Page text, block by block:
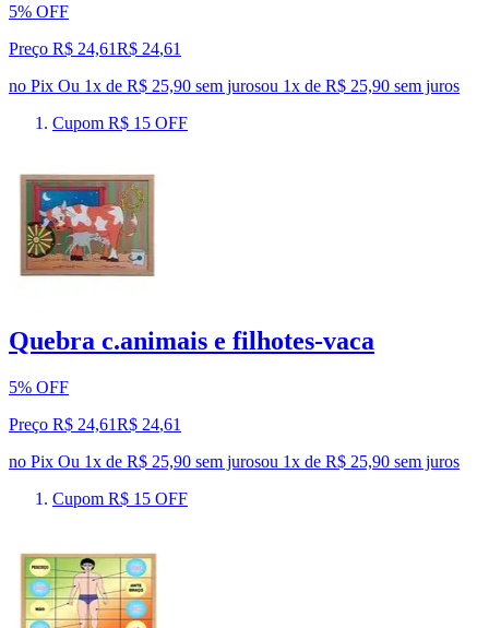
5% OFF
Preço R$ 24,61R$ 24,61
no Pix Ou 1x de R$ 25,90 sem jurosou 1x de R$ 25,90 sem juros
Cupom R$ 15 OFF
Quebra c.animais e filhotes-vaca
5% OFF
Preço R$ 24,61R$ 24,61
no Pix Ou 1x de R$ 25,90 sem jurosou 1x de R$ 25,90 sem juros
Cupom R$ 15 OFF